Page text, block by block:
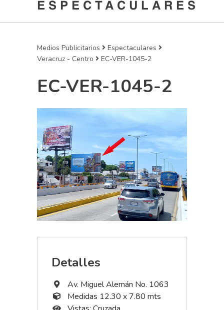
ESPECTACULARES
Medios Publicitarios
Espectaculares
Veracruz - Centro
EC-VER-1045-2
EC-VER-1045-2
Detalles
Av. Miguel Alemán No. 1063
Medidas 12.30 x 7.80 mts